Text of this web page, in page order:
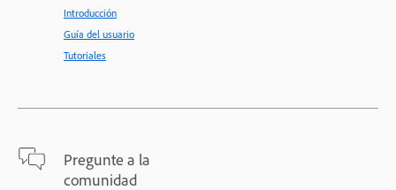
Introducción
Guía del usuario
Tutoriales
Pregunte a la
comunidad